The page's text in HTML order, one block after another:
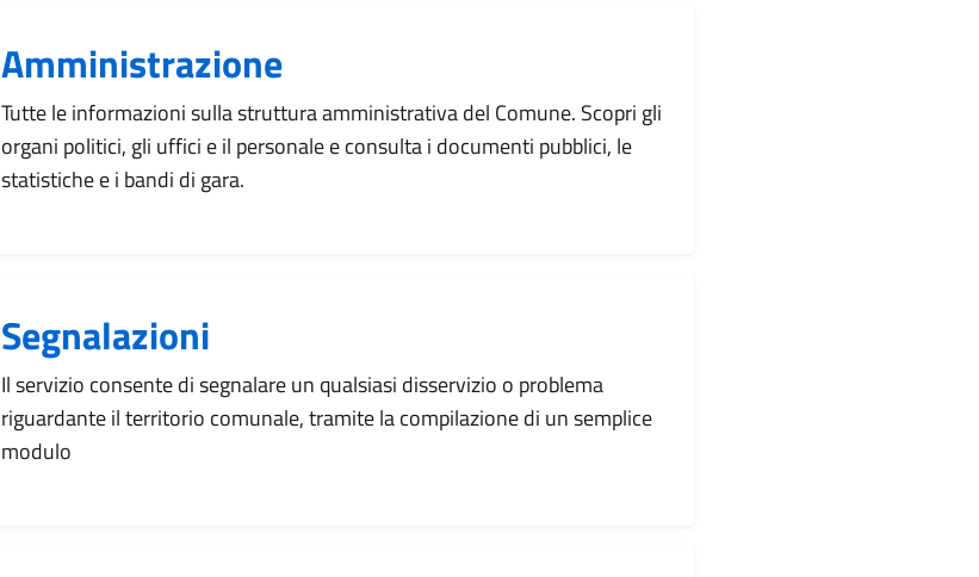
Amministrazione
Tutte le informazioni sulla struttura amministrativa del Comune. Scopri gli
organi politici, gli uffici e il personale e consulta i documenti pubblici, le
statistiche e i bandi di gara.
Segnalazioni
Il servizio consente di segnalare un qualsiasi disservizio o problema
riguardante il territorio comunale, tramite la compilazione di un semplice
modulo